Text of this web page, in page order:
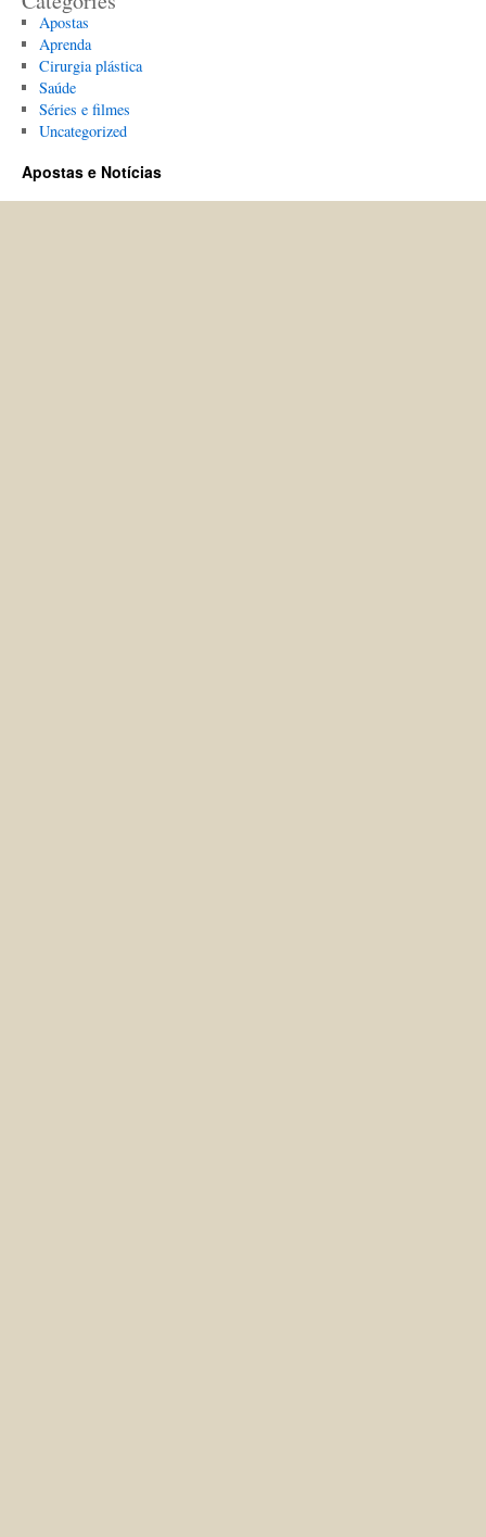
Apostas
Aprenda
Cirurgia plástica
Saúde
Séries e filmes
Uncategorized
Apostas e Notícias